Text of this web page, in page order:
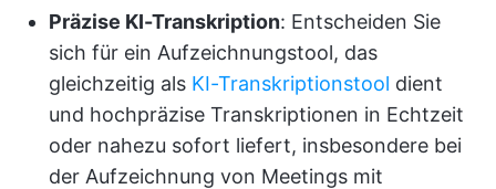
Präzise KI-Transkription: Entscheiden Sie
sich für ein Aufzeichnungstool, das
gleichzeitig als KI-Transkriptionstool dient
und hochpräzise Transkriptionen in Echtzeit
oder nahezu sofort liefert, insbesondere bei
der Aufzeichnung von Meetings mit